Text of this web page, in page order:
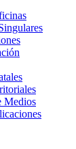
Medios